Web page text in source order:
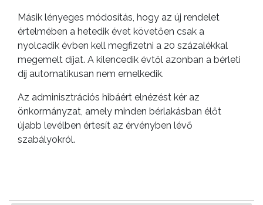
A
VÁROS
PÉNZÜGYEI
RENDELETEK
Másik lényeges módosítás, hogy az új rendelet
értelmében a hetedik évet követően csak a
nyolcadik évben kell megfizetni a 20 százalékkal
megemelt díjat. A kilencedik évtől azonban a bérleti
díj automatikusan nem emelkedik.
Az adminisztrációs hibáért elnézést kér az
önkormányzat, amely minden bérlakásban élőt
újabb levélben értesít az érvényben lévő
szabályokról.